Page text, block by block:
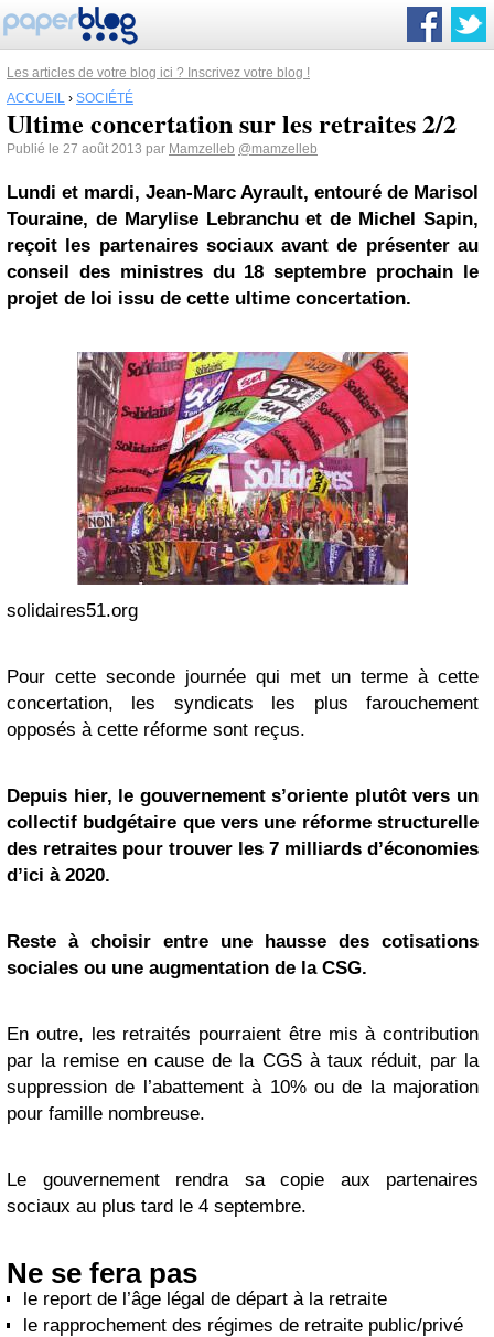
Les articles de votre blog ici ? Inscrivez votre blog !
ACCUEIL › SOCIÉTÉ
Ultime concertation sur les retraites 2/2
Publié le 27 août 2013 par Mamzelleb @mamzelleb
Lundi et mardi, Jean-Marc Ayrault, entouré de Marisol
Touraine, de Marylise Lebranchu et de Michel Sapin,
reçoit les partenaires sociaux avant de présenter au
conseil des ministres du 18 septembre prochain le
projet de loi issu de cette ultime concertation.
solidaires51.org
Pour cette seconde journée qui met un terme à cette
concertation, les syndicats les plus farouchement
opposés à cette réforme sont reçus.
Depuis hier, le gouvernement s’oriente plutôt vers un
collectif budgétaire que vers une réforme structurelle
des retraites pour trouver les 7 milliards d’économies
d’ici à 2020.
Reste à choisir entre une hausse des cotisations
sociales ou une augmentation de la CSG.
En outre, les retraités pourraient être mis à contribution
par la remise en cause de la CGS à taux réduit, par la
suppression de l’abattement à 10% ou de la majoration
pour famille nombreuse.
Le gouvernement rendra sa copie aux partenaires
sociaux au plus tard le 4 septembre.
Ne se fera pas
le report de l’âge légal de départ à la retraite
le rapprochement des régimes de retraite public/privé